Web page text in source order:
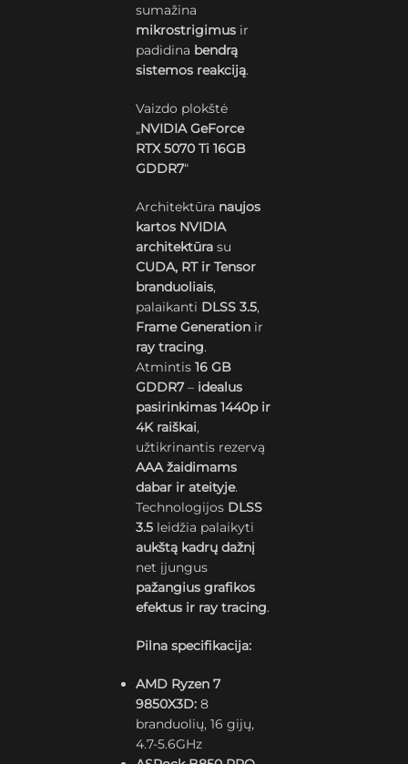
sumažina
mikrostrigimus ir
padidina bendrą
sistemos reakciją.
Vaizdo plokštė
„NVIDIA GeForce
RTX 5070 Ti 16GB
GDDR7“
Architektūra naujos
kartos NVIDIA
architektūra su
CUDA, RT ir Tensor
branduoliais,
palaikanti DLSS 3.5,
Frame Generation ir
ray tracing.
Atmintis16 GB
GDDR7– idealus
pasirinkimas 1440p ir
4K raiškai,
užtikrinantis rezervą
AAA žaidimams
dabar ir ateityje.
Technologijos DLSS
3.5 leidžia palaikyti
aukštą kadrų dažnį
net įjungus
pažangius grafikos
efektus ir ray tracing.
Pilna specifikacija:
AMD Ryzen 7
9850X3D:8
branduolių, 16 gijų,
4.7-5.6GHz